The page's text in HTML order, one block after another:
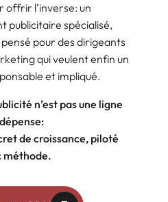
offrir l’inverse: un
publicitaire spécialisé,
pour des dirigeants
qui veulent enfin un
et impliqué.
n’est pas une ligne
de croissance, piloté
méthode.